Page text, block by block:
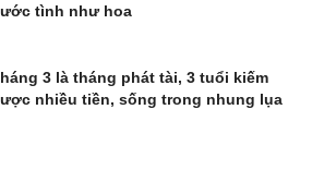
tình như hoa
3 là tháng phát tài, 3 tuổi kiếm
nhiều tiền, sống trong nhung lụa